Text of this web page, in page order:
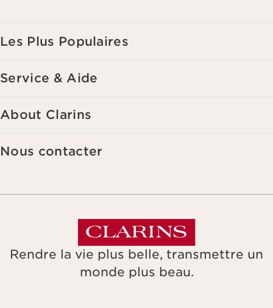
Les Plus Populaires
Service & Aide
About Clarins
Nous contacter
Rendre la vie plus belle, transmettre un
monde plus beau.